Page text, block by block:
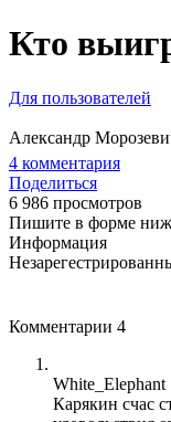
Кто
Для пользователей
Александр
4 комментария
Поделиться
6 986 просмотров
Пишите в форме
Информация
Комментарии 4
White_Elephant
Карякин счас